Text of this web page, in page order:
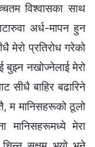
विश्‍वासका साथ
अर्ध-मापन हुन
मेरो प्रतिरोध गरेको
बुझ्न नखोज्नेलाई मेरो
सीधै बाहिर बढारिने
म मानिसहरूको ठूलो
मानिसहरूमध्ये मेरा